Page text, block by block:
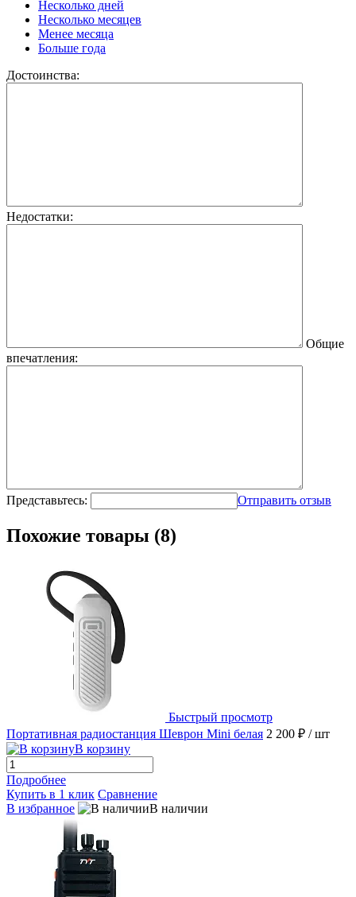
Несколько дней
Несколько месяцев
Менее месяца
Больше года
Достоинства:
Недостатки:
Общие
впечатления:
Представьтесь: Отправить отзыв
Похожие товары (8)
Быстрый просмотр
Портативная радиостанция Шеврон Mini белая 2 200 ₽ / шт
В корзину
Подробнее
Купить в 1 клик Сравнение
В избранное
В наличии